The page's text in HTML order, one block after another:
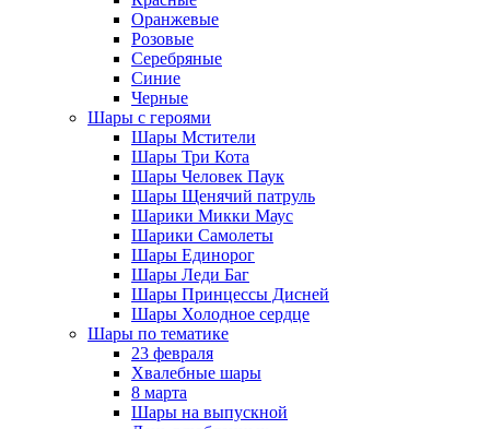
Оранжевые
Розовые
Серебряные
Синие
Черные
Шары с героями
Шары Мстители
Шары Три Кота
Шары Человек Паук
Шары Щенячий патруль
Шарики Микки Маус
Шарики Самолеты
Шары Единорог
Шары Леди Баг
Шары Принцессы Дисней
Шары Холодное сердце
Шары по тематике
23 февраля
Хвалебные шары
8 марта
Шары на выпускной